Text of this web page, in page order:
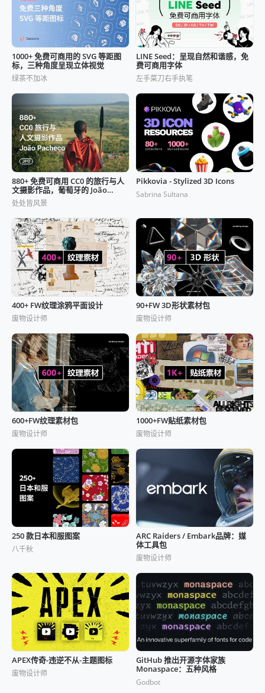
1000+ 免费可商用的 SVG 等距图
标，三种角度呈现立体视觉
绿茶不加冰
LINE Seed：呈现自然和谐感，免
费可商用字体
左手菜刀右手执笔
880+ 免费可商用 CC0 的旅行与人
文摄影作品，葡萄牙的 João
Pacheco
处处皆风景
Pikkovia - Stylized 3D Icons
Sabrina Sultana
400+ FW纹理涂鸦平面设计
废物设计师
90+FW 3D形状素材包
废物设计师
600+FW纹理素材包
废物设计师
1000+FW贴纸素材包
废物设计师
250 款日本和服图案
八千秋
ARC Raiders / Embark品牌：媒
体工具包
废物设计师
APEX传奇-违逆不从-主题图标
废物设计师
GitHub 推出开源字体家族
Monaspace：五种风格
Godbot